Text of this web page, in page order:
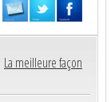
La meilleure façon